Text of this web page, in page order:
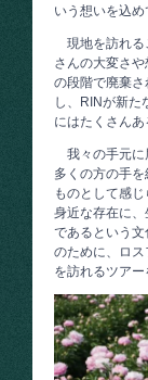
いう想いを込め
現地を訪れる
さんの大変さ
の段階で廃棄
し、RINが新た
にはたくさんあ
我々の手元に
多くの方の手
ものとして感
身近な存在に
であるという
のために、ロ
を訪れるツアー